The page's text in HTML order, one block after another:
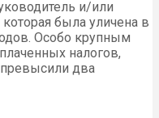
и/или
была уличена в
Особо крупным
налогов,
два